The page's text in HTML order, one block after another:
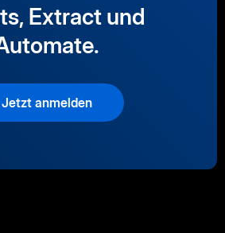
Extract und
Jetzt anmelden